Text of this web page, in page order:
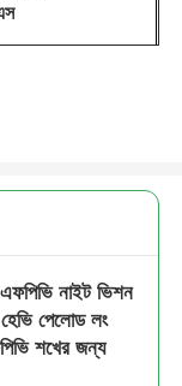
ডিজিটাল গ্যাস
STM32F722
ICM42688-P
4.9/5.8G
এফপিভি নাইট ভিশন
পেলোড লং
শখের জন্য